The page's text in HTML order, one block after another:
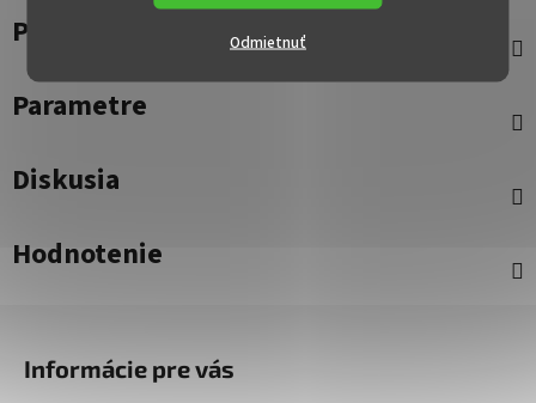
Odmietnuť
Popis
Parametre
Diskusia
Hodnotenie
Informácie pre vás